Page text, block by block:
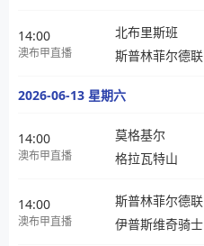
14:00
澳布甲直播
北布里斯班
斯普林菲尔德联
2026-06-13 星期六
14:00
澳布甲直播
莫格基尔
格拉瓦特山
14:00
澳布甲直播
斯普林菲尔德联
伊普斯维奇骑士